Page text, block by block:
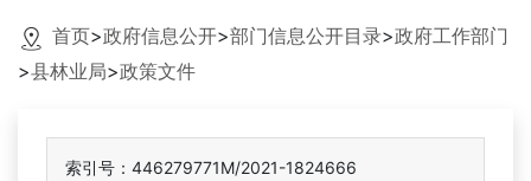
首页>政府信息公开>部门信息公开目录>政府工作部门
>县林业局>政策文件
索引号：446279771M/2021-1824666